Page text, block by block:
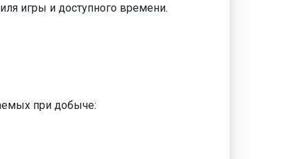
игры и доступного времени.
при добыче: